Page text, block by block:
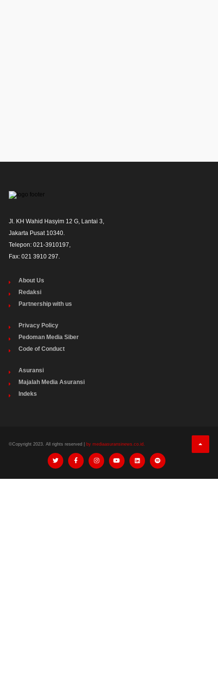
Jl. KH Wahid Hasyim 12 G, Lantai 3,
Jakarta Pusat 10340.
Telepon: 021-3910197,
Fax: 021 3910 297.
About Us
Redaksi
Partnership with us
Privacy Policy
Pedoman Media Siber
Code of Conduct
Asuransi
Majalah Media Asuransi
Indeks
©Copyright 2023. All rights reserved | by mediaasuransinews.co.id.